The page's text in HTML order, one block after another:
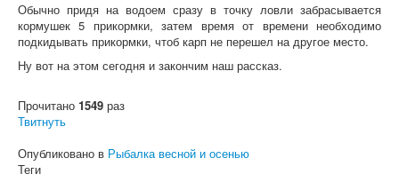
Обычно придя на водоем сразу в точку ловли забрасывается
кормушек 5 прикормки, затем время от времени необходимо
подкидывать прикормки, чтоб карп не перешел на другое место.
Ну вот на этом сегодня и закончим наш рассказ.
Прочитано 1549 раз
Твитнуть
Опубликовано в Рыбалка весной и осенью
Теги